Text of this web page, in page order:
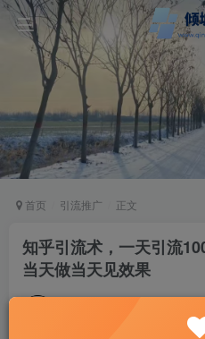
首页 引流推广 正文
知乎引流术，一天引流
当天做当天见效果